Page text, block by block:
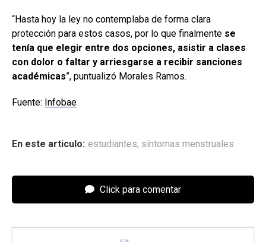
“Hasta hoy la ley no contemplaba de forma clara
protección para estos casos, por lo que finalmente se
tenía que elegir entre dos opciones, asistir a clases
con dolor o faltar y arriesgarse a recibir sanciones
académicas”, puntualizó Morales Ramos.
Fuente: Infobae
En este articulo: estudiantes, síntomas menstruales
Click para comentar